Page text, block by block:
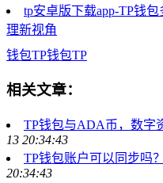
tp安卓版下载app-TP钱
理新视角
钱包TP钱包TP
相关文章：
TP钱包与ADA币，数字
13 20:34:43
TP钱包账户可以同步吗
20:34:43